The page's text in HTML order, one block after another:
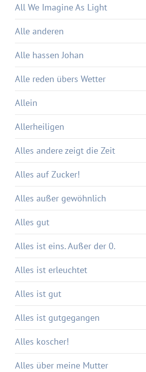
All We Imagine As Light
Alle anderen
Alle hassen Johan
Alle reden übers Wetter
Allein
Allerheiligen
Alles andere zeigt die Zeit
Alles auf Zucker!
Alles außer gewöhnlich
Alles gut
Alles ist eins. Außer der 0.
Alles ist erleuchtet
Alles ist gut
Alles ist gutgegangen
Alles koscher!
Alles über meine Mutter